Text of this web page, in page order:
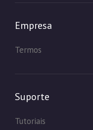
Empresa
Termos
Suporte
Tutoriais